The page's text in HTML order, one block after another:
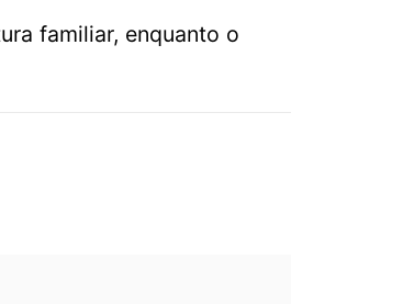
familiar, enquanto o